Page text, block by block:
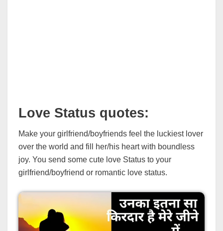
Love Status quotes:
Make your girlfriend/boyfriends feel the luckiest lover
over the world and fill her/his heart with boundless
joy. You send some cute love Status to your
girlfriend/boyfriend or romantic love status.